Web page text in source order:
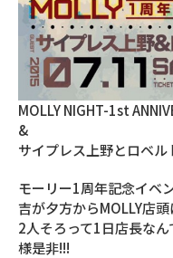
MOLLY NIGHT-1st
&
サイプレス上野とロベル
モーリー1周年記念イベ
吉が夕方からMOLLY店頭
2人そろって1日店長な
様是非!!!